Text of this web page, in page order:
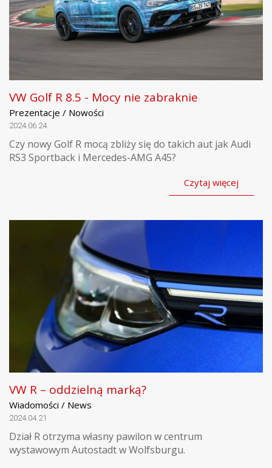
VW Golf R 8.5 - Mocy nie zabraknie
Prezentacje / Nowości
2024.06.24
Czy nowy Golf R mocą zbliży się do takich aut jak Audi
RS3 Sportback i Mercedes-AMG A45?
Czytaj więcej
VW R – oddzielną marką?
Wiadomości / News
2024.04.21
Dział R otrzyma własny pawilon w centrum
wystawowym Autostadt w Wolfsburgu.